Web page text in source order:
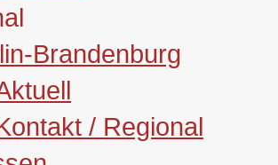
Brandenburg
/ Regional